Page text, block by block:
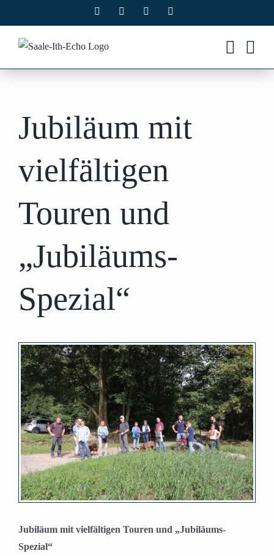
Inhalt
springen
Facebook Instagram
Jubiläum mit
vielfältigen
Touren und
„Jubiläums-
Spezial“
Zeige
grösseres
Bild
Jubiläum mit vielfältigen Touren und „Jubiläums-
Spezial“